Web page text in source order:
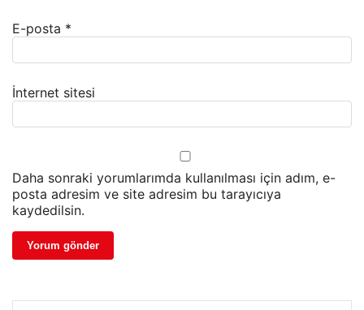
E-posta *
İnternet sitesi
Daha sonraki yorumlarımda kullanılması için adım, e-
posta adresim ve site adresim bu tarayıcıya
kaydedilsin.